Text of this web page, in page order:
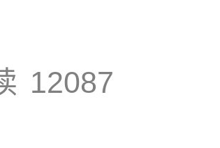
12087